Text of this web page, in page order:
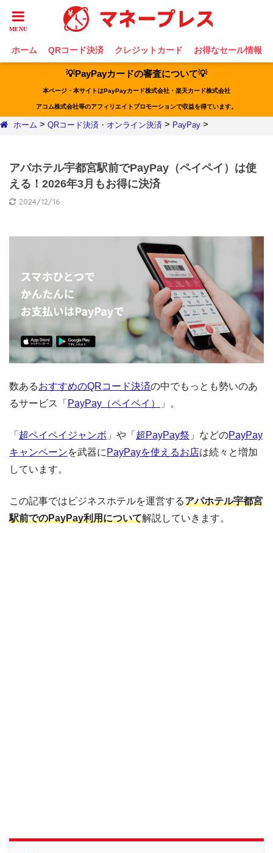
ホーム QRコード決済 クレジットカード お得なセール情報
💡PayPayカードの審査について💡
本ページ・本サイトはPayPayカード株式会社・楽天カード株式会社
アコム株式会社等のアフィリエイトプロモーションで収益を得ています。
ホーム > QRコード決済・オンライン決済 > PayPay >
アパホテル宇都宮駅前でPayPay（ペイペイ）は使
える！2026年3月もお得に決済
2024/12/16
数あるおすすめのQRコード決済の中でもっとも勢いのあ
るサービス「 PayPay（ペイペイ） 」。
「 超ペイペイジャンボ 」や「 超PayPay祭 」などのPayPay
キャンペーンを武器に PayPayを使えるお店は続々と増加
しています。
この記事ではビジネスホテルを運営するアパホテル宇都宮
駅前でのPayPay利用について解説していきます。